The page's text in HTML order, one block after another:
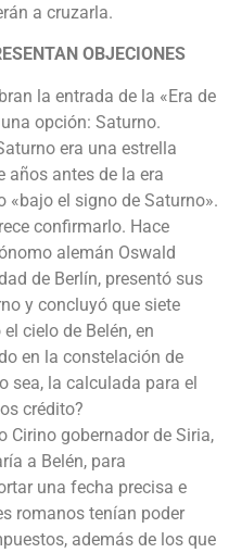
a cruzarla.
OBJECIONES
la entrada de la «Era de
opción: Saturno.
era una estrella
años antes de la era
«bajo el signo de Saturno».
confirmarlo. Hace
alemán Oswald
de Berlín, presentó sus
y concluyó que siete
cielo de Belén, en
en la constelación de
sea, la calculada para el
crédito?
Cirino gobernador de Siria,
a Belén, para
una fecha precisa e
romanos tenían poder
además de los que